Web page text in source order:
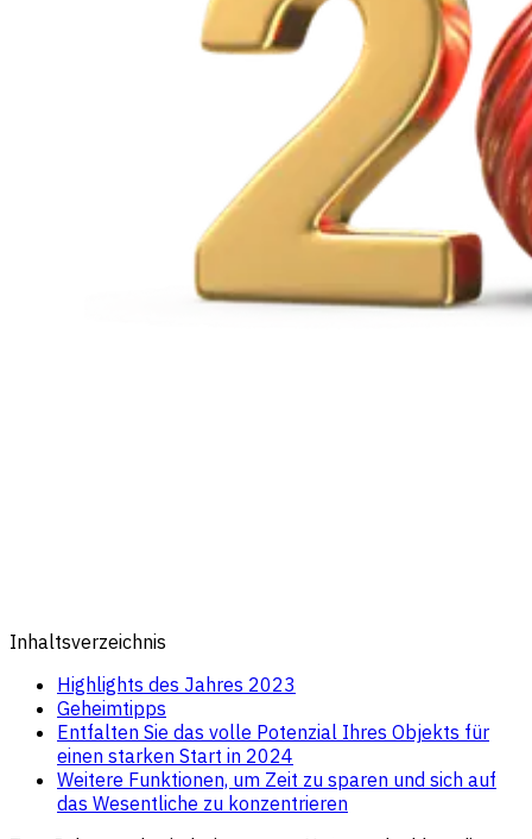
Inhaltsverzeichnis
Highlights des Jahres 2023
Geheimtipps
Entfalten Sie das volle Potenzial Ihres Objekts für
einen starken Start in 2024
Weitere Funktionen, um Zeit zu sparen und sich auf
das Wesentliche zu konzentrieren